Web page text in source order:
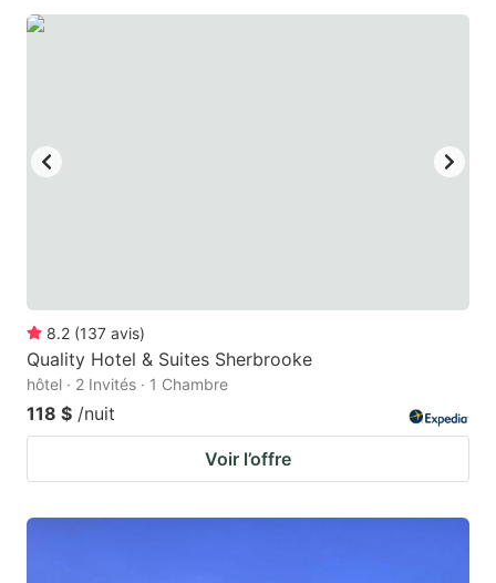
mark
dates.
mark
dates.
8.2 (137 avis)
Quality Hotel & Suites Sherbrooke
hôtel · 2 Invités · 1 Chambre
118 $ /nuit
Voir l’offre